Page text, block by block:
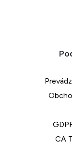
CA